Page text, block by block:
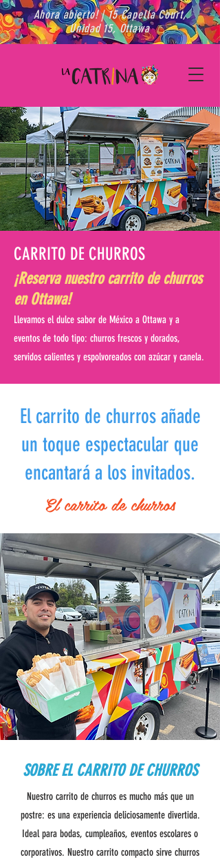
Ahora abierto! | 15 Capella Court,
Unidad 15, Ottawa
CARRITO DE CHURROS
¡Reserva nuestro carrito de churros
en Ottawa!
Llevamos el dulce sabor de México a Ottawa y a
eventos de todo tipo: churros frescos y dorados,
servidos calientes y espolvoreados con azúcar y canela.
El carrito de churros añade
un toque espectacular que
encantará a los invitados.
El carrito de churros
SOBRE EL CARRITO DE CHURROS
Nuestro carrito de churros es mucho más que un
postre: es una experiencia deliciosamente divertida.
Ideal para bodas, cumpleaños, eventos escolares o
corporativos. Nuestro carrito compacto sirve churros